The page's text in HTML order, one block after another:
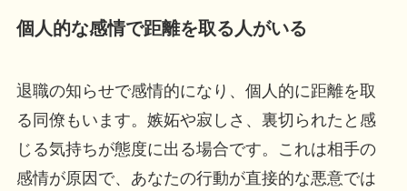
個人的な感情で距離を取る人がいる
退職の知らせで感情的になり、個人的に距離を取
る同僚もいます。嫉妬や寂しさ、裏切られたと感
じる気持ちが態度に出る場合です。これは相手の
感情が原因で、あなたの行動が直接的な悪意では